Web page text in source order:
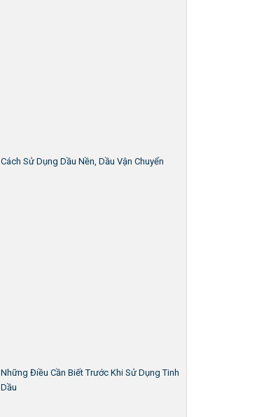
Cách Sử Dụng Dầu Nền, Dầu Vận Chuyển
Những Điều Cần Biết Trước Khi Sử Dụng Tinh
Dầu